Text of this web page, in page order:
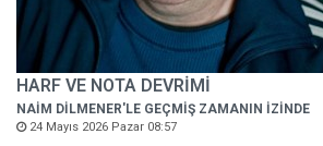
HARF VE NOTA DEVRİMİ
NAİM DİLMENER'LE GEÇMİŞ ZAMANIN İZİNDE
24 Mayıs 2026 Pazar 08:57